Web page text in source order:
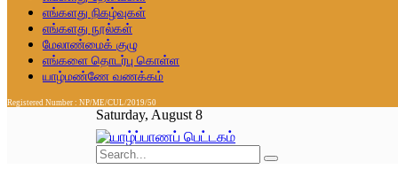
எங்களது நிகழ்வுகள்
எங்களது நூல்கள்
மேலாண்மைக் குழு
எங்களை தொடர்பு கொள்ள
யாழ்மண்ணே வணக்கம்
Registered Number : NP/ME/CUL/2019/50
Saturday, August 8